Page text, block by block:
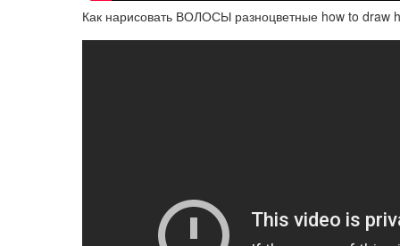
Как нарисовать ВОЛОСЫ разноцветные how to draw